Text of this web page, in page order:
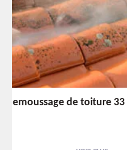
Etanchéité toiture 33